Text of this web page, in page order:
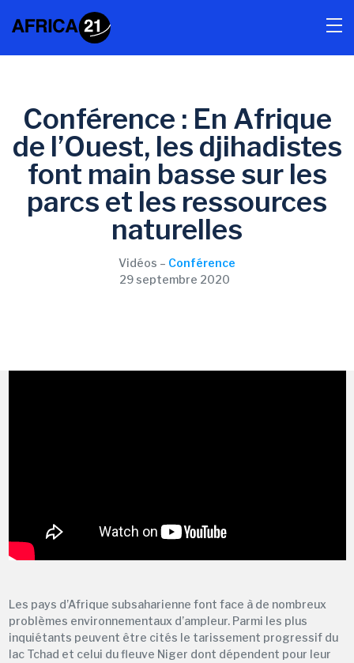
Conférence : En Afrique
de l’Ouest, les djihadistes
font main basse sur les
parcs et les ressources
naturelles
Vidéos – Conférence
29 septembre 2020
Les pays d’Afrique subsaharienne font face à de nombreux
problèmes environnementaux d’ampleur. Parmi les plus
inquiétants peuvent être cités le tarissement progressif du
lac Tchad et celui du fleuve Niger dont dépendent pour leur